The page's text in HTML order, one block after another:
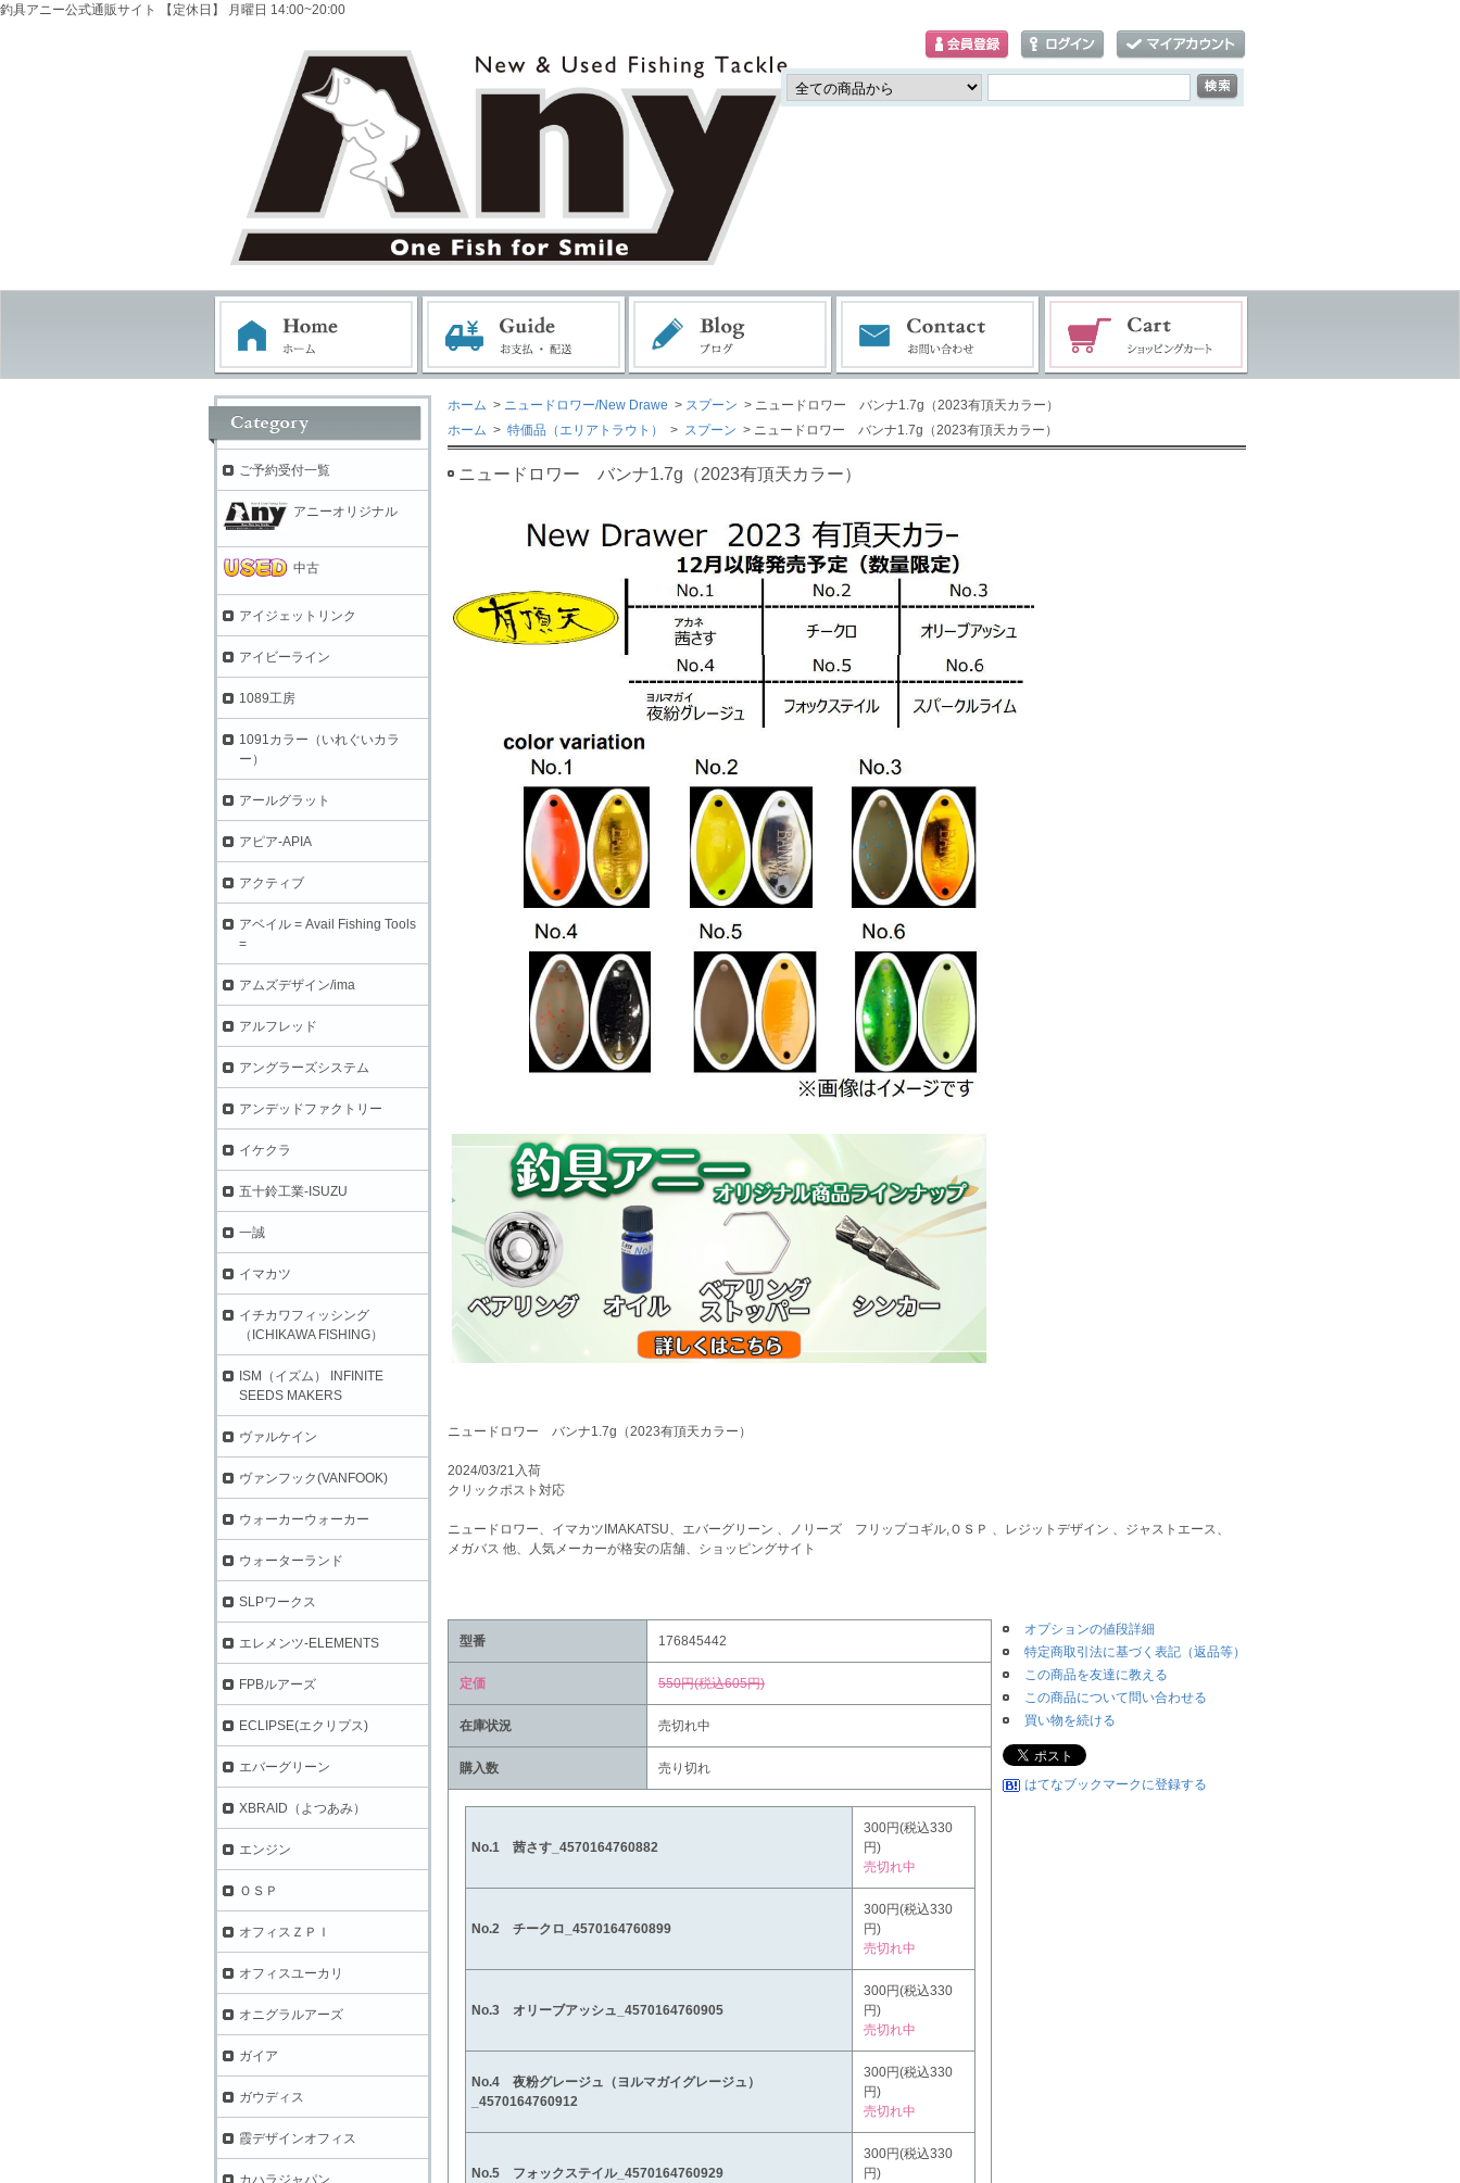
釣具アニー公式通販サイト 【定休日】 月曜日 14:00~20:00
ホーム > ニュードロワー/New Drawe > スプーン > ニュードロワー バンナ1.7g（2023有頂天カラー）
ホーム > 特価品（エリアトラウト） > スプーン > ニュードロワー バンナ1.7g（2023有頂天カラー）
ニュードロワー バンナ1.7g（2023有頂天カラー）
ニュードロワー バンナ1.7g（2023有頂天カラー）
2024/03/21入荷
クリックポスト対応
ニュードロワー、イマカツIMAKATSU、エバーグリーン 、ノリーズ フリップコギル,ＯＳＰ 、レジットデザイン 、ジャストエース、
メガバス 他、人気メーカーが格安の店舗、ショッピングサイト
型番 176845442
定価 550円(税込605円)
在庫状況 売切れ中
購入数 売り切れ
No.1 茜さす_4570164760882
300円(税込330
円)
売切れ中
No.2 チークロ_4570164760899
300円(税込330
円)
売切れ中
No.3 オリーブアッシュ_4570164760905
300円(税込330
円)
売切れ中
No.4 夜粉グレージュ（ヨルマガイグレージュ）
_4570164760912
300円(税込330
円)
売切れ中
No.5 フォックステイル_4570164760929
300円(税込330
円)
オプションの値段詳細
特定商取引法に基づく表記（返品等）
この商品を友達に教える
この商品について問い合わせる
買い物を続ける
はてなブックマークに登録する
ご予約受付一覧
アニーオリジナル
中古
アイジェットリンク
アイビーライン
1089工房
1091カラー（いれぐいカラ
ー）
アールグラット
アピア-APIA
アクティブ
アベイル = Avail Fishing Tools
=
アムズデザイン/ima
アルフレッド
アングラーズシステム
アンデッドファクトリー
イケクラ
五十鈴工業-ISUZU
一誠
イマカツ
イチカワフィッシング
（ICHIKAWA FISHING）
ISM（イズム） INFINITE
SEEDS MAKERS
ヴァルケイン
ヴァンフック(VANFOOK)
ウォーカーウォーカー
ウォーターランド
SLPワークス
エレメンツ-ELEMENTS
FPBルアーズ
ECLIPSE(エクリプス)
エバーグリーン
XBRAID（よつあみ）
エンジン
ＯＳＰ
オフィスＺＰＩ
オフィスユーカリ
オニグラルアーズ
ガイア
ガウディス
霞デザインオフィス